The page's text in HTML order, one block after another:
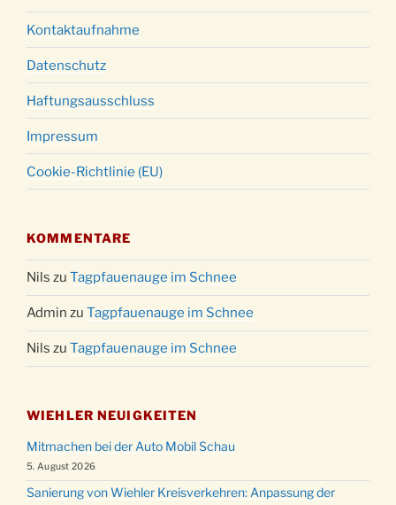
Kontaktaufnahme
Datenschutz
Haftungsausschluss
Impressum
Cookie-Richtlinie (EU)
KOMMENTARE
Nils zu Tagpfauenauge im Schnee
Admin zu Tagpfauenauge im Schnee
Nils zu Tagpfauenauge im Schnee
WIEHLER NEUIGKEITEN
Mitmachen bei der Auto Mobil Schau
5. August 2026
Sanierung von Wiehler Kreisverkehren: Anpassung der